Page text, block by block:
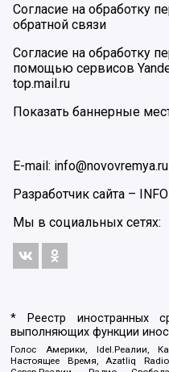
Согласие на обработку
обратной связи
Согласие на обработку
помощью сервисов
top.mail.ru
Показать баннерные
E-mail: info@novovremya.ru
Разработчик сайта –
Мы в социальных сетях:
* Реестр иностранных
выполняющих функции
Голос Америки, Idel.Реалии,
Настоящее Время, Azatliq